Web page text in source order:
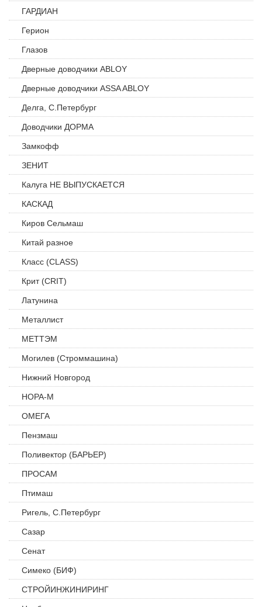
ГАРДИАН
Герион
Глазов
Дверные доводчики ABLOY
Дверные доводчики ASSA ABLOY
Делга, С.Петербург
Доводчики ДОРМА
Замкофф
ЗЕНИТ
Калуга НЕ ВЫПУСКАЕТСЯ
КАСКАД
Киров Сельмаш
Китай разное
Класс (CLASS)
Крит (CRIT)
Латунина
Металлист
МЕТТЭМ
Могилев (Строммашина)
Нижний Новгород
НОРА-М
ОМЕГА
Пензмаш
Поливектор (БАРЬЕР)
ПРОСАМ
Птимаш
Ригель, С.Петербург
Сазар
Сенат
Симеко (БИФ)
СТРОЙИНЖИНИРИНГ